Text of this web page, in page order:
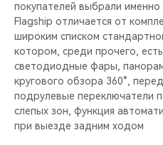
CHERY REMOTE
CHERY И СПОРТ
НАШИ МЕРОПРИЯТИЯ
ВИДЕООБЗОРЫ
покупателей выбрали именно
Flagship отличается от
широким списком
котором, среди прочего,
светодиодные фары,
кругового обзора 360°,
подрулевые переключатели
слепых зон, функция
при выезде задним ходом